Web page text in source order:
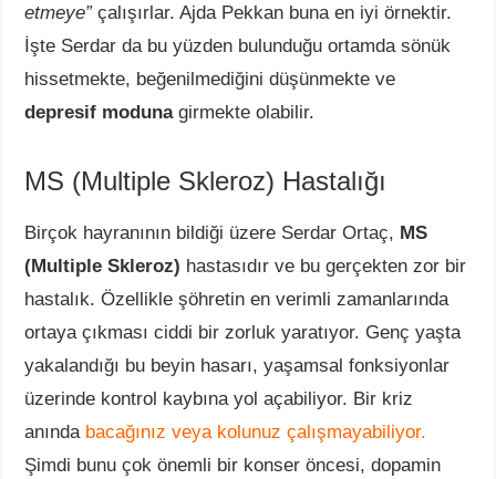
etmeye”çalışırlar. Ajda Pekkan buna en iyi örnektir.
İşte Serdar da bu yüzden bulunduğu ortamda sönük
hissetmekte, beğenilmediğini düşünmekte ve
depresif modunagirmekte olabilir.
MS (Multiple Skleroz) Hastalığı
Birçok hayranının bildiği üzere Serdar Ortaç, MS
(Multiple Skleroz) hastasıdır ve bu gerçekten zor bir
hastalık. Özellikle şöhretin en verimli zamanlarında
ortaya çıkması ciddi bir zorluk yaratıyor. Genç yaşta
yakalandığı bu beyin hasarı, yaşamsal fonksiyonlar
üzerinde kontrol kaybına yol açabiliyor. Bir kriz
anında bacağınız veya kolunuz çalışmayabiliyor.
Şimdi bunu çok önemli bir konser öncesi, dopamin